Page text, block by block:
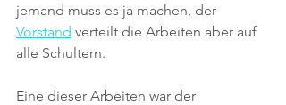
jemand muss es ja machen, der
Vorstand verteilt die Arbeiten aber auf
alle Schultern.
Eine dieser Arbeiten war der